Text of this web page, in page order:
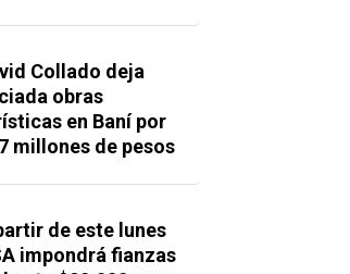
Collado deja
obras
en Baní por
millones de pesos
de este lunes
impondrá fianzas